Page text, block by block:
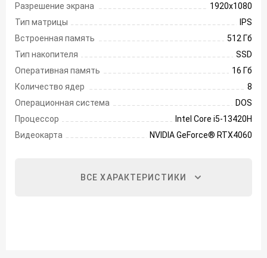
Разрешение экрана
1920х1080
Тип матрицы
IPS
Встроенная память
512 Гб
Тип накопителя
SSD
Оперативная память
16 Гб
Количество ядер
8
Операционная система
DOS
Процессор
Intel Core i5-13420H
Видеокарта
NVIDIA GeForce® RTX4060
ВСЕ ХАРАКТЕРИСТИКИ